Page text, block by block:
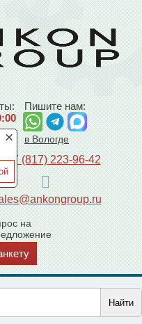
×
Пишите нам:
в Вологде
+7 (817) 223-96-42
на
Найти